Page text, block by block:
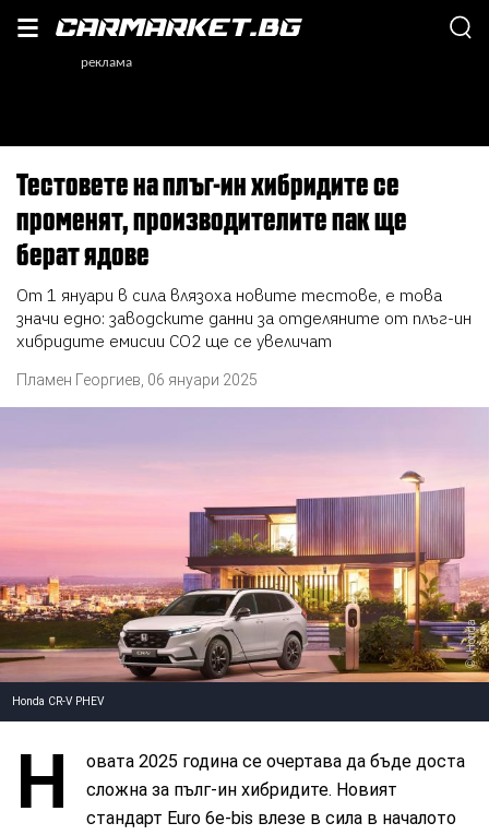
Тестовете на плъг-ин хибридите се
променят, производителите пак ще
берат ядове
От 1 януари в сила влязоха новите тестове, е това
значи едно: заводските данни за отделяните от плъг-ин
хибридите емисии СО2 ще се увеличат
Пламен Георгиев 06 януари 2025
, Honda
Honda CR-V PHEV
Н
овата 2025 година се очертава да бъде доста
сложна за пълг-ин хибридите. Новият
стандарт Euro 6e-bis влезе в сила в началото